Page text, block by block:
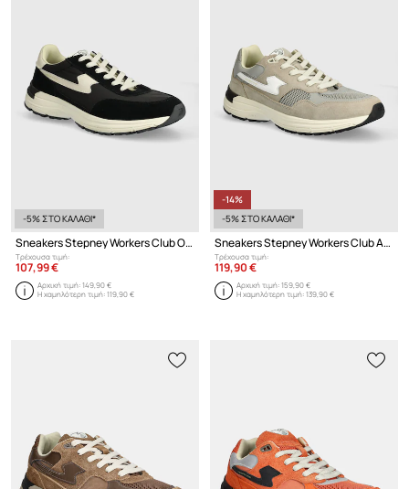
-5% ΣΤΟ ΚΑΛΑΘΙ*
Sneakers Stepney Workers Club Osier S-Strike Suede Mix
Τρέχουσα τιμή:
107,99 €
Αρχική τιμή:149,90 €
Η χαμηλότερη τιμή:119,90 €
-14%
-5% ΣΤΟ ΚΑΛΑΘΙ*
Sneakers Stepney Workers Club Amiel S-Strike Suede Mix
Τρέχουσα τιμή:
119,90 €
Αρχική τιμή:159,90 €
Η χαμηλότερη τιμή:139,90 €